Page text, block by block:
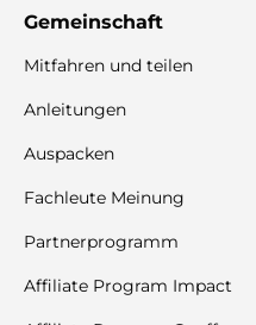
Gemeinschaft
Mitfahren und teilen
Anleitungen
Auspacken
Fachleute Meinung
Partnerprogramm
Affiliate Program Impact